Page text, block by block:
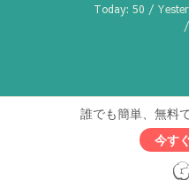
Today: 50 /
/
誰でも簡単、無料
今す